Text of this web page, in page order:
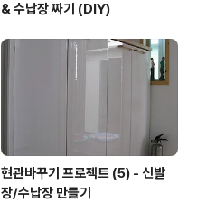
& 수납장 짜기 (DIY)
현관바꾸기 프로젝트 (5) - 신발
장/수납장 만들기